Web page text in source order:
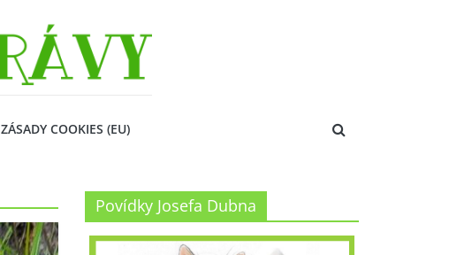
ZÁSADY COOKIES (EU)
Povídky Josefa Dubna